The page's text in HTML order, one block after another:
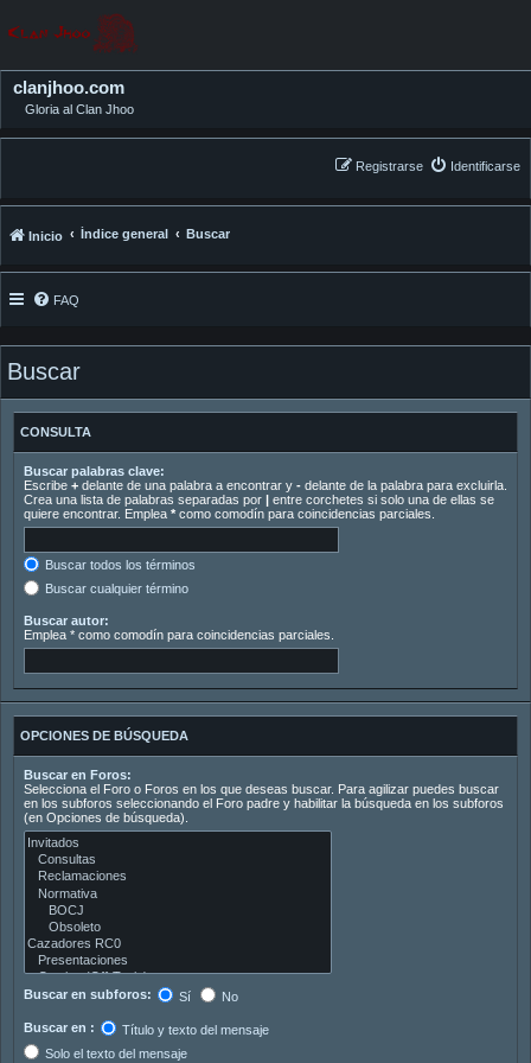
clanjhoo.com
Gloria al Clan Jhoo
Identificarse
Registrarse
Inicio Índice general Buscar
FAQ
Buscar
CONSULTA
Buscar palabras clave:
Escribe + delante de una palabra a encontrar y - delante de la palabra para excluirla.
Crea una lista de palabras separadas por | entre corchetes si solo una de ellas se
quiere encontrar. Emplea * como comodín para coincidencias parciales.
Buscar todos los términos
Buscar cualquier término
Buscar autor:
Emplea * como comodín para coincidencias parciales.
OPCIONES DE BÚSQUEDA
Buscar en Foros:
Selecciona el Foro o Foros en los que deseas buscar. Para agilizar puedes buscar
en los subforos seleccionando el Foro padre y habilitar la búsqueda en los subforos
(en Opciones de búsqueda).
Buscar en subforos: Sí No
Buscar en :
Título y texto del mensaje
Solo el texto del mensaje